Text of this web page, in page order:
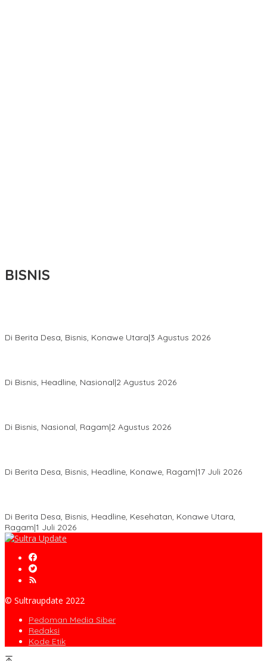
BISNIS
Di Berita Desa, Bisnis, Konawe Utara|3 Agustus 2026
Di Bisnis, Headline, Nasional|2 Agustus 2026
Di Bisnis, Nasional, Ragam|2 Agustus 2026
Di Berita Desa, Bisnis, Headline, Konawe, Ragam|17 Juli 2026
Di Berita Desa, Bisnis, Headline, Kesehatan, Konawe Utara,
Ragam|1 Juli 2026
© Sultraupdate 2022
Pedoman Media Siber
Redaksi
Kode Etik